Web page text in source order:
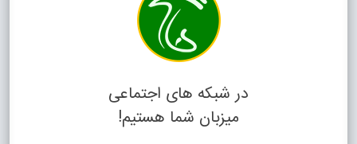
در شبکه های اجتماعی
میزبان شما هستیم!